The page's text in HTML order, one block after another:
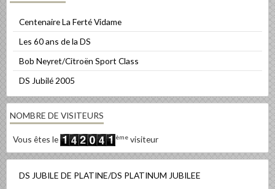
Centenaire La Ferté Vidame
Les 60 ans de la DS
Bob Neyret/Citroën Sport Class
DS Jubilé 2005
NOMBRE DE VISITEURS
Vous êtes le ème visiteur
DS JUBILE DE PLATINE/DS PLATINUM JUBILEE